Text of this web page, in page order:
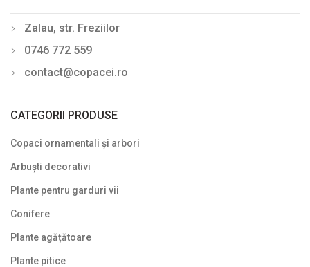
Din nou pe stoc
Gard viu veșnic verde
Ierburi ornamentale
Izvoare de grădină
Lavoare
Mobilier de grădină
Noutăți
Plante agățătoare
Zalau, str. Freziilor
0746 772 559
contact@copacei.ro
CATEGORII PRODUSE
Copaci ornamentali și arbori
Arbuști decorativi
Plante pentru garduri vii
Conifere
Plante agățătoare
Plante pitice